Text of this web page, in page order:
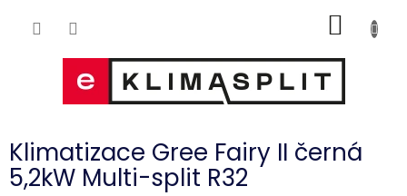
KOŠÍK
Klimatizace Gree Fairy II černá
5,2kW Multi-split R32